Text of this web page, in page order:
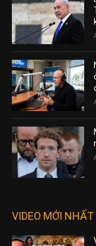
VIDEO MỚI NHẤT